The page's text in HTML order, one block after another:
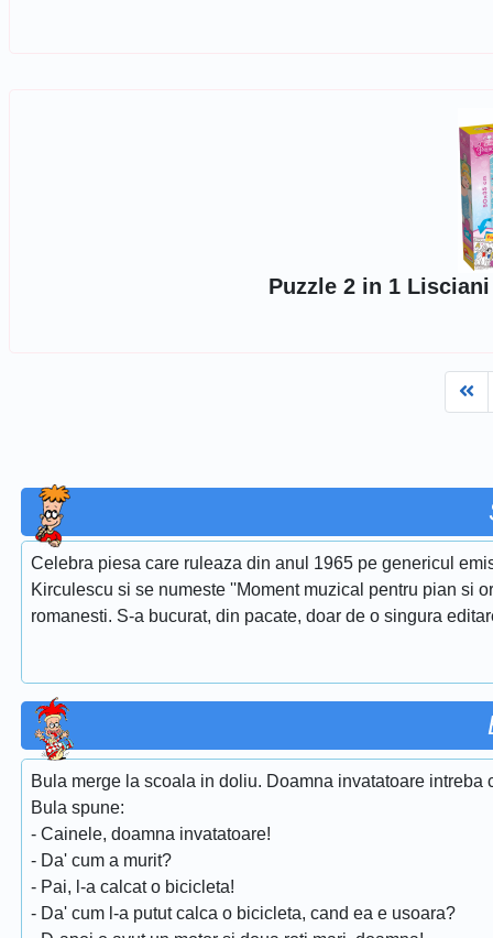
Puzzle 2 in 1
Celebra piesa care ruleaza din anul 1965 pe genericul
Kirculescu si se numeste ''Moment muzical pentru pian si
romanesti. S-a bucurat, din pacate, doar de o singura
Bula merge la scoala in doliu. Doamna invatatoare intreba
Bula spune:
- Cainele, doamna invatatoare!
- Da' cum a murit?
- Pai, l-a calcat o bicicleta!
- Da' cum l-a putut calca o bicicleta, cand ea e usoara?